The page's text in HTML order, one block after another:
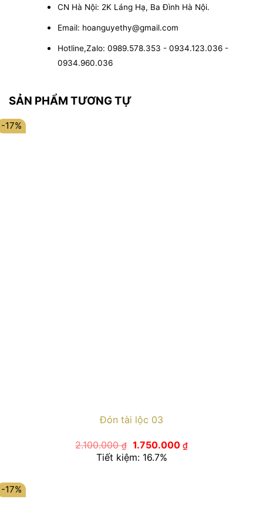
CN Hà Nội: 2K Láng Hạ, Ba Đình Hà Nội.
Email: hoanguyethy@gmail.com
Hotline,Zalo: 0989.578.353 - 0934.123.036 -
0934.960.036
SẢN PHẨM TƯƠNG TỰ
-17%
Đón tài lộc 03
2.100.000₫ Giá
gốc
là:
1.750.000 ₫Giá
hiện
Tiết kiệm: 16.7%
-17%